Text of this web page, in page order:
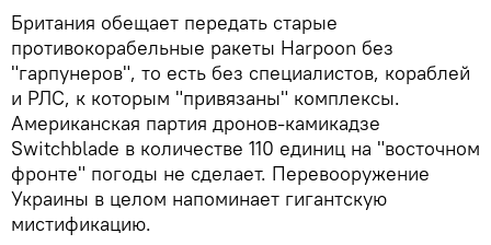
Британия обещает передать старые
противокорабельные ракеты Harpoon без
"гарпунеров", то есть без специалистов, кораблей
и РЛС, к которым "привязаны" комплексы.
Американская партия дронов-камикадзе
Switchblade в количестве 110 единиц на "восточном
фронте" погоды не сделает. Перевооружение
Украины в целом напоминает гигантскую
мистификацию.